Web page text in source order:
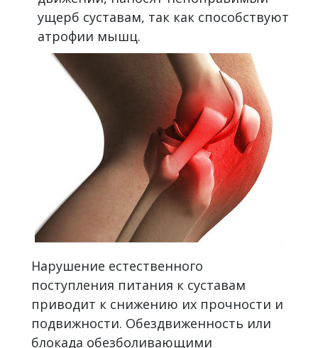
ущерб суставам, так как способствуют
атрофии мышц.
Нарушение естественного
поступления питания к суставам
приводит к снижению их прочности и
подвижности. Обездвиженность или
блокада обезболивающими